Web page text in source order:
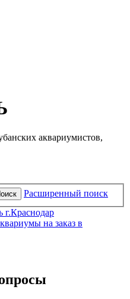
аквариумистов,
Расширенный поиск